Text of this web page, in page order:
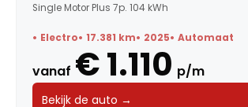
Single Motor Plus 7p. 104 kWh
Electro 17.381 km 2025 Automaat
vanaf € 1.110 p/m
Bekijk de auto →